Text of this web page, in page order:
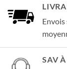
Envois
SAV